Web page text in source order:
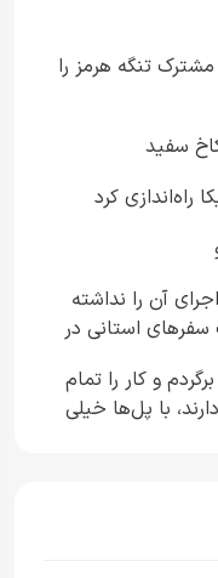
تنگه هرمز را
سفید
آن را نداشته
استانی در
و کار را تمام
با پل‌ها خیلی